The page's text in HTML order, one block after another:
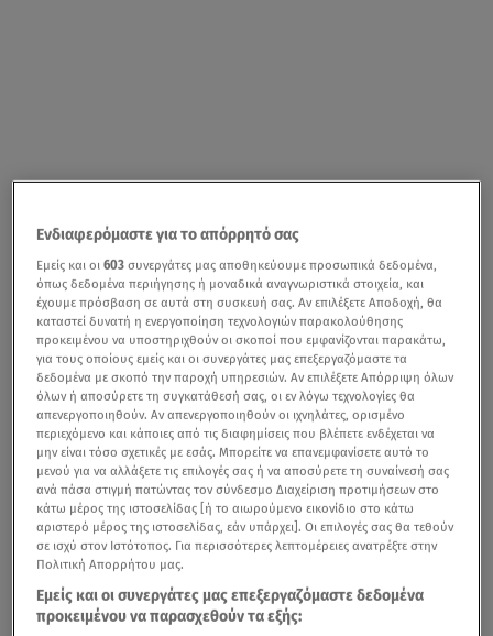
Ενδιαφερόμαστε για το απόρρητό σας
Εμείς και οι603 συνεργάτες μας αποθηκεύουμε προσωπικά δεδομένα,
όπως δεδομένα περιήγησης ή μοναδικά αναγνωριστικά στοιχεία, και
έχουμε πρόσβαση σε αυτά στη συσκευή σας. Αν επιλέξετε Αποδοχή, θα
καταστεί δυνατή η ενεργοποίηση τεχνολογιών παρακολούθησης
προκειμένου να υποστηριχθούν οι σκοποί που εμφανίζονται παρακάτω,
για τους οποίους εμείς και οι συνεργάτες μας επεξεργαζόμαστε τα
δεδομένα με σκοπό την παροχή υπηρεσιών. Αν επιλέξετε Απόρριψη όλων
όλων ή αποσύρετε τη συγκατάθεσή σας, οι εν λόγω τεχνολογίες θα
απενεργοποιηθούν. Αν απενεργοποιηθούν οι ιχνηλάτες, ορισμένο
περιεχόμενο και κάποιες από τις διαφημίσεις που βλέπετε ενδέχεται να
μην είναι τόσο σχετικές με εσάς. Μπορείτε να επανεμφανίσετε αυτό το
μενού για να αλλάξετε τις επιλογές σας ή να αποσύρετε τη συναίνεσή σας
ανά πάσα στιγμή πατώντας τον σύνδεσμο Διαχείριση προτιμήσεων στο
κάτω μέρος της ιστοσελίδας [ή το αιωρούμενο εικονίδιο στο κάτω
αριστερό μέρος της ιστοσελίδας, εάν υπάρχει]. Οι επιλογές σας θα τεθούν
σε ισχύ στον Ιστότοπος. Για περισσότερες λεπτομέρειες ανατρέξτε στην
Πολιτική Απορρήτου μας.
Εμείς και οι συνεργάτες μας επεξεργαζόμαστε δεδομένα
προκειμένου να παρασχεθούν τα εξής: